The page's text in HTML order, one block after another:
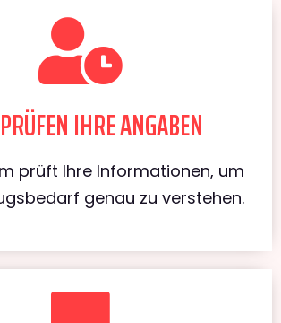
IHRE ANGABEN
prüft Ihre Informationen, um
genau zu verstehen.